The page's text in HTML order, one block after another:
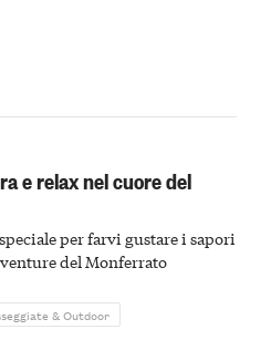
e relax nel cuore del
per farvi gustare i sapori
del Monferrato
& Outdoor